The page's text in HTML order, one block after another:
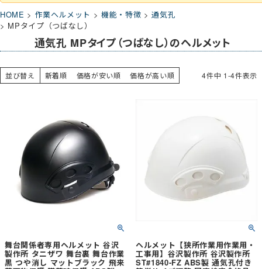
HOME 作業ヘルメット 機能・特徴
通気孔
MPタイプ（つばなし）
通気孔 MPタイプ（つばなし）のヘルメット
並び替え 新着順 価格が安い順 価格が高い順 4件中 1-4件表示
舞台関係者専用ヘルメット 谷沢
製作所 タニザワ 舞台裏 舞台作業
黒 つや消し マットブラック 飛来
ヘルメット【狭所作業用作業用・
工事用】谷沢製作所 谷沢製作所
ST#1840-FZ ABS製 通気孔付き